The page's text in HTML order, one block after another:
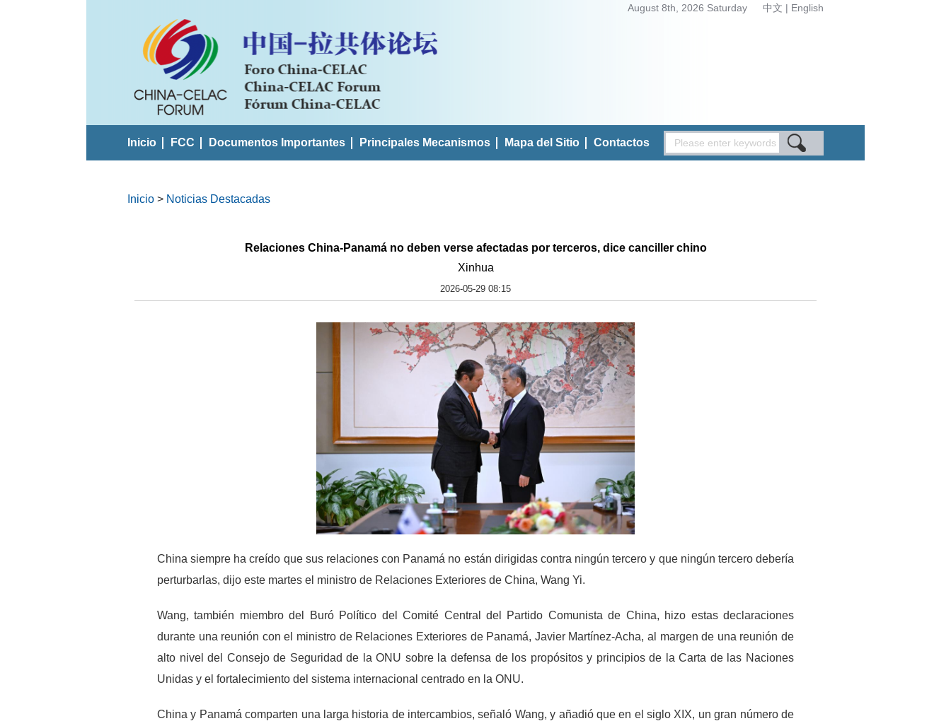
August 8th, 2026 Saturday 中文 | English
Inicio FCC Documentos Importantes Principales Mecanismos Mapa del Sitio Contactos
Inicio > Noticias Destacadas
Relaciones China-Panamá no deben verse afectadas por terceros, dice canciller chino
Xinhua
2026-05-29 08:15
China siempre ha creído que sus relaciones con Panamá no están dirigidas contra ningún tercero y que ningún tercero debería
perturbarlas, dijo este martes el ministro de Relaciones Exteriores de China, Wang Yi.
Wang, también miembro del Buró Político del Comité Central del Partido Comunista de China, hizo estas declaraciones
durante una reunión con el ministro de Relaciones Exteriores de Panamá, Javier Martínez-Acha, al margen de una reunión de
alto nivel del Consejo de Seguridad de la ONU sobre la defensa de los propósitos y principios de la Carta de las Naciones
Unidas y el fortalecimiento del sistema internacional centrado en la ONU.
China y Panamá comparten una larga historia de intercambios, señaló Wang, y añadió que en el siglo XIX, un gran número de